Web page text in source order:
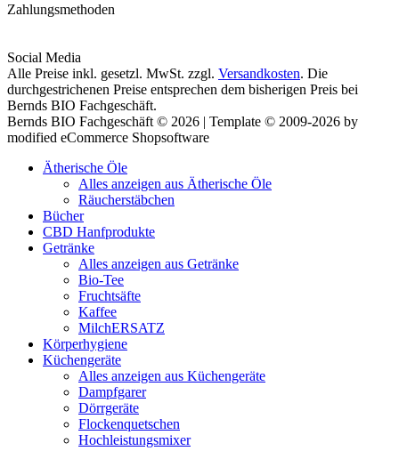
Zahlungsmethoden
Social Media
Alle Preise inkl. gesetzl. MwSt. zzgl. Versandkosten. Die
durchgestrichenen Preise entsprechen dem bisherigen Preis bei
Bernds BIO Fachgeschäft.
Bernds BIO Fachgeschäft © 2026 | Template © 2009-2026 by
modified eCommerce Shopsoftware
Ätherische Öle
Alles anzeigen aus Ätherische Öle
Räucherstäbchen
Bücher
CBD Hanfprodukte
Getränke
Alles anzeigen aus Getränke
Bio-Tee
Fruchtsäfte
Kaffee
MilchERSATZ
Körperhygiene
Küchengeräte
Alles anzeigen aus Küchengeräte
Dampfgarer
Dörrgeräte
Flockenquetschen
Hochleistungsmixer